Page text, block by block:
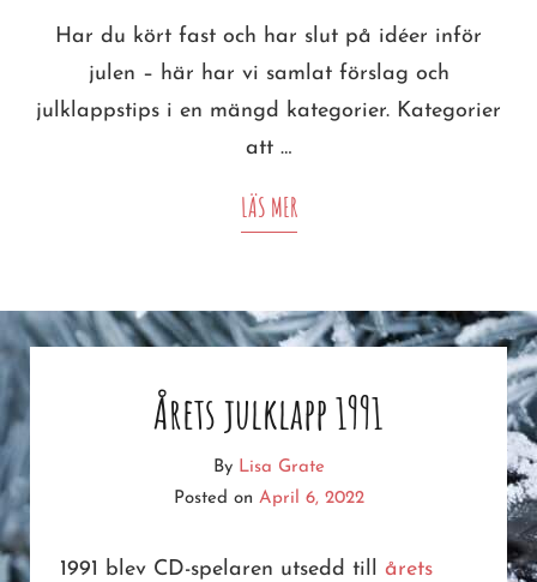
Har du kört fast och har slut på idéer inför
julen – här har vi samlat förslag och
julklappstips i en mängd kategorier. Kategorier
att …
LÄS MERJULKLAPPSTIPS
Årets julklapp 1991
By Lisa Grate
Posted on April 6, 2022
1991 blev CD-spelaren utsedd till årets